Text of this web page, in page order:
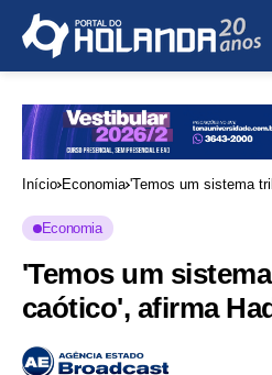
Início Economia 'Temos um sistema
Economia
'Temos um
caótico', afirma